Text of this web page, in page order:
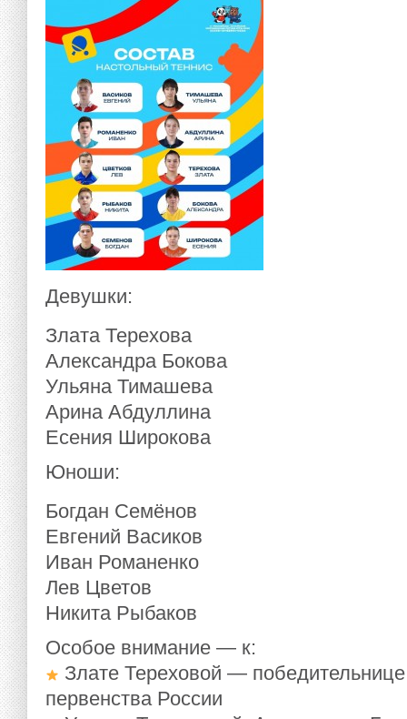
Девушки:
Злата Терехова
Александра Бокова
Ульяна Тимашева
Арина Абдуллина
Есения Широкова
Юноши:
Богдан Семёнов
Евгений Васиков
Иван Романенко
Лев Цветов
Никита Рыбаков
Особое внимание — к:
Злате Тереховой —
первенства России